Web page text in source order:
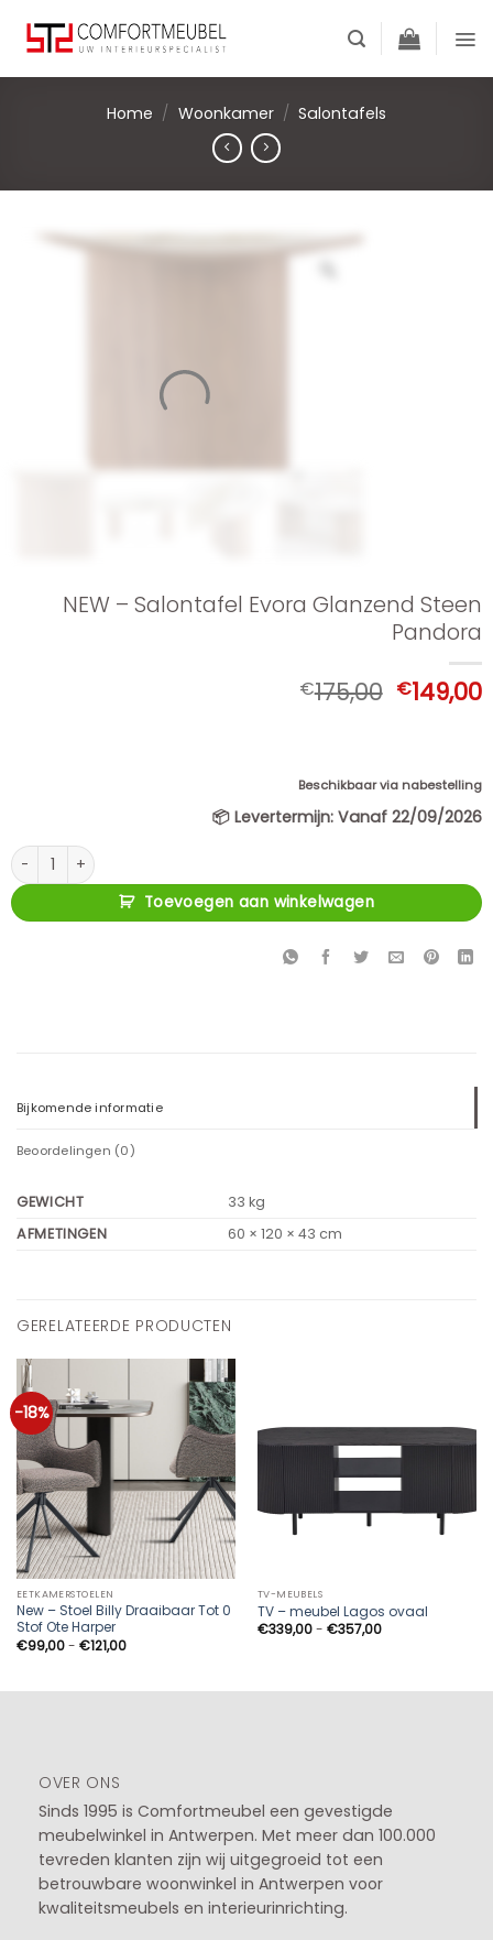
content
Home / Woonkamer / Salontafels
NEW – Salontafel Evora Glanzend Steen
Pandora
€175,00 €149,00
Beschikbaar via nabestelling
📦 Levertermijn: Vanaf 22/09/2026
NEW - Salontafel Evora Glanzend Steen Pandora aantal
Toevoegen aan winkelwagen
Bijkomende informatie
Beoordelingen (0)
GEWICHT
33 kg
AFMETINGEN
60 × 120 × 43 cm
GERELATEERDE PRODUCTEN
-18%
EETKAMERSTOELEN
New – Stoel Billy Draaibaar Tot 0
Stof Ote Harper
€99,00- €121,00Prijsklasse:
€99,00
TV-MEUBELS
TV – meubel Lagos ovaal
€339,00- €357,00Prijsklasse:
OVER ONS
Sinds 1995 is Comfortmeubel een gevestigde
meubelwinkel in Antwerpen. Met meer dan 100.000
tevreden klanten zijn wij uitgegroeid tot een
betrouwbare woonwinkel in Antwerpen voor
kwaliteitsmeubels en interieurinrichting.